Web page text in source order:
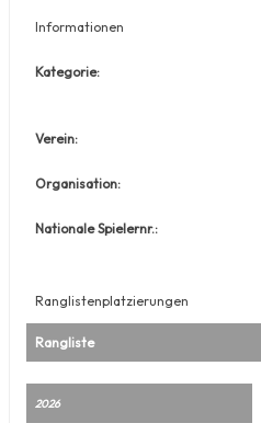
Informationen
Kategorie:
Verein:
Organisation:
Nationale Spielernr.:
Ranglistenplatzierungen
Rangliste
2026